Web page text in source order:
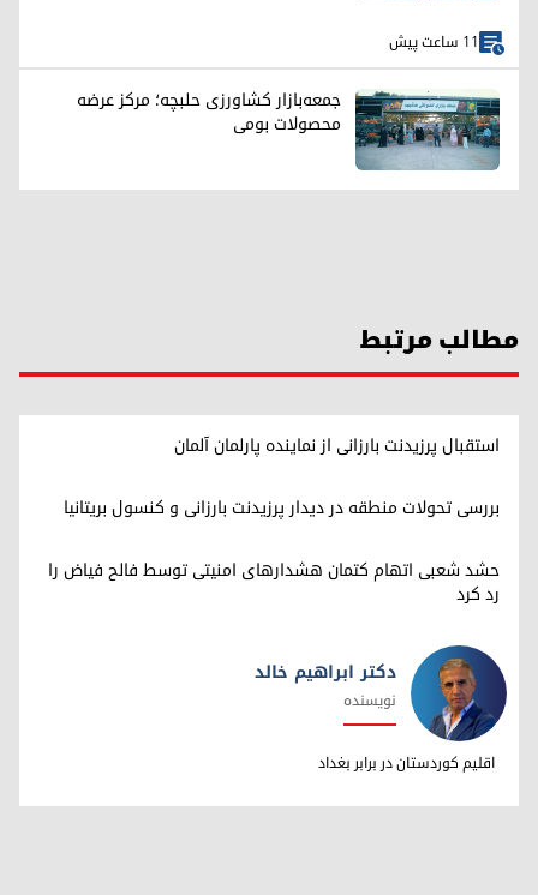
11 ساعت پیش
جمعه‌بازار کشاورزی حلبچه؛ مرکز عرضه
محصولات بومی
مطالب مرتبط
استقبال پرزیدنت بارزانی از نماینده پارلمان آلمان
بررسی تحولات منطقه در دیدار پرزیدنت بارزانی و کنسول بریتانیا
حشد شعبی اتهام کتمان هشدارهای امنیتی توسط فالح فیاض را
رد کرد
دکتر ابراهیم خالد
دکتر ابراهیم خالد
نویسنده
اقلیم کوردستان در برابر بغداد